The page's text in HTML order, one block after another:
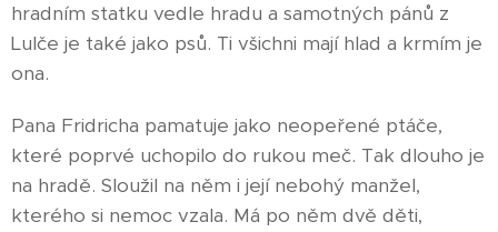
hradním statku vedle hradu a samotných pánů z
Lulče je také jako psů. Ti všichni mají hlad a krmím je
ona.
Pana Fridricha pamatuje jako neopeřené ptáče,
které poprvé uchopilo do rukou meč. Tak dlouho je
na hradě. Sloužil na něm i její nebohý manžel,
kterého si nemoc vzala. Má po něm dvě děti,